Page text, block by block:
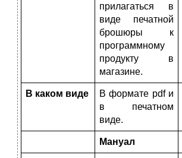
прилагаться в
виде печатной
брошюры к
программному
продукту в
магазине.
В каком виде
В формате pdf и
в печатном
виде.
Мануал